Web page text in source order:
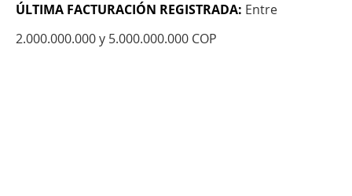
ÚLTIMA FACTURACIÓN REGISTRADA: Entre
2.000.000.000 y 5.000.000.000 COP